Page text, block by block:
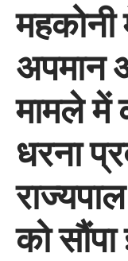
अपमान
मामले में
धरना
को सौंपा